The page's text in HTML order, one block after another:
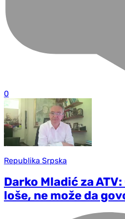
0
Republika Srpska
Darko Mladić za
loše, ne može da